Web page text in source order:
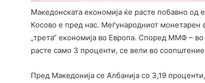
Македонската економија ќе расте побавно од
Косово е пред нас. Меѓународниот монетарен
„трета“ економија во Европа. Според ММФ –
расте само 3 проценти, се вели во
Пред Македонија се Албанија со 3,19